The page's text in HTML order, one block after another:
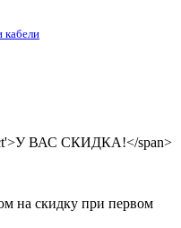
кабели
на скидку при первом